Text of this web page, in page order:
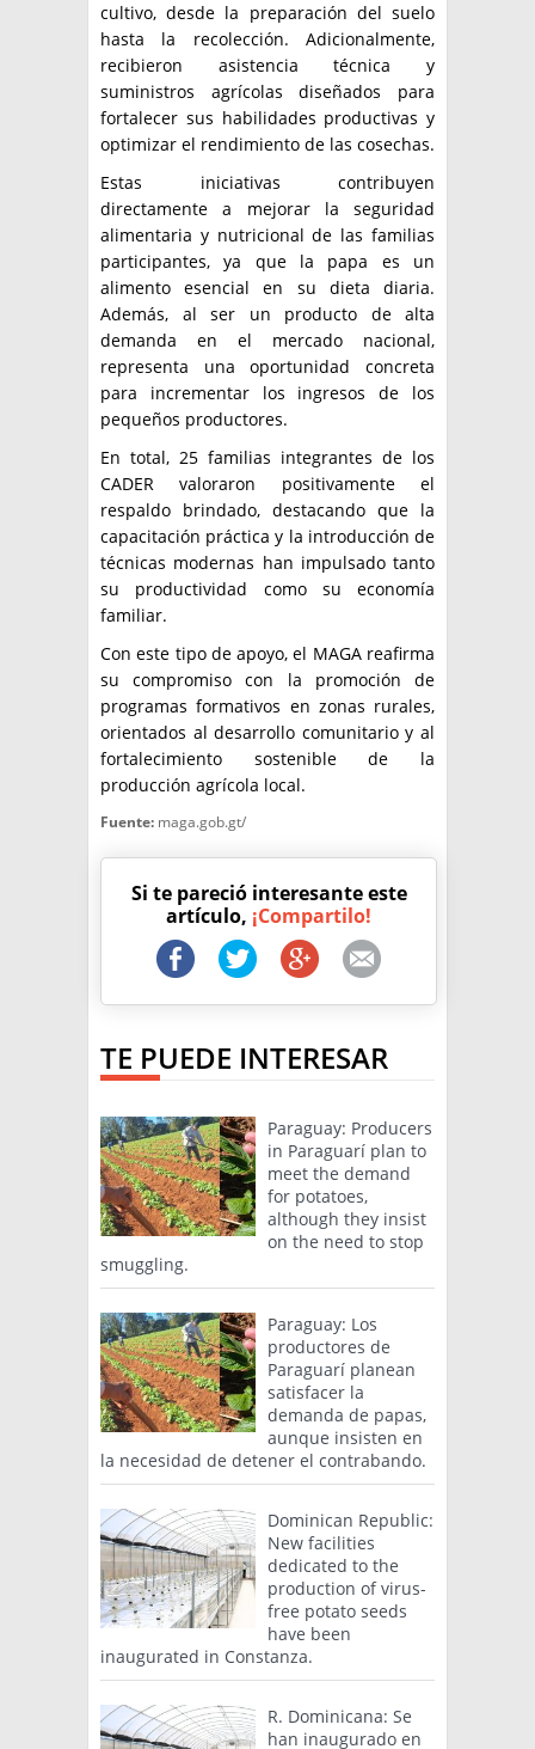
cultivo, desde la preparación del suelo
hasta la recolección. Adicionalmente,
recibieron asistencia técnica y
suministros agrícolas diseñados para
fortalecer sus habilidades productivas y
optimizar el rendimiento de las cosechas.
Estas iniciativas contribuyen
directamente a mejorar la seguridad
alimentaria y nutricional de las familias
participantes, ya que la papa es un
alimento esencial en su dieta diaria.
Además, al ser un producto de alta
demanda en el mercado nacional,
representa una oportunidad concreta
para incrementar los ingresos de los
pequeños productores.
En total, 25 familias integrantes de los
CADER valoraron positivamente el
respaldo brindado, destacando que la
capacitación práctica y la introducción de
técnicas modernas han impulsado tanto
su productividad como su economía
familiar.
Con este tipo de apoyo, el MAGA reafirma
su compromiso con la promoción de
programas formativos en zonas rurales,
orientados al desarrollo comunitario y al
fortalecimiento sostenible de la
producción agrícola local.
Fuente: maga.gob.gt/
Si te pareció interesante este
artículo, ¡Compartilo!
TE PUEDE INTERESAR
Paraguay: Producers
in Paraguarí plan to
meet the demand
for potatoes,
although they insist
on the need to stop
smuggling.
Paraguay: Los
productores de
Paraguarí planean
satisfacer la
demanda de papas,
aunque insisten en
la necesidad de detener el contrabando.
Dominican Republic:
New facilities
dedicated to the
production of virus-
free potato seeds
have been
inaugurated in Constanza.
R. Dominicana: Se
han inaugurado en